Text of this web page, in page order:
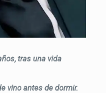
tras una vida
vino antes de dormir.